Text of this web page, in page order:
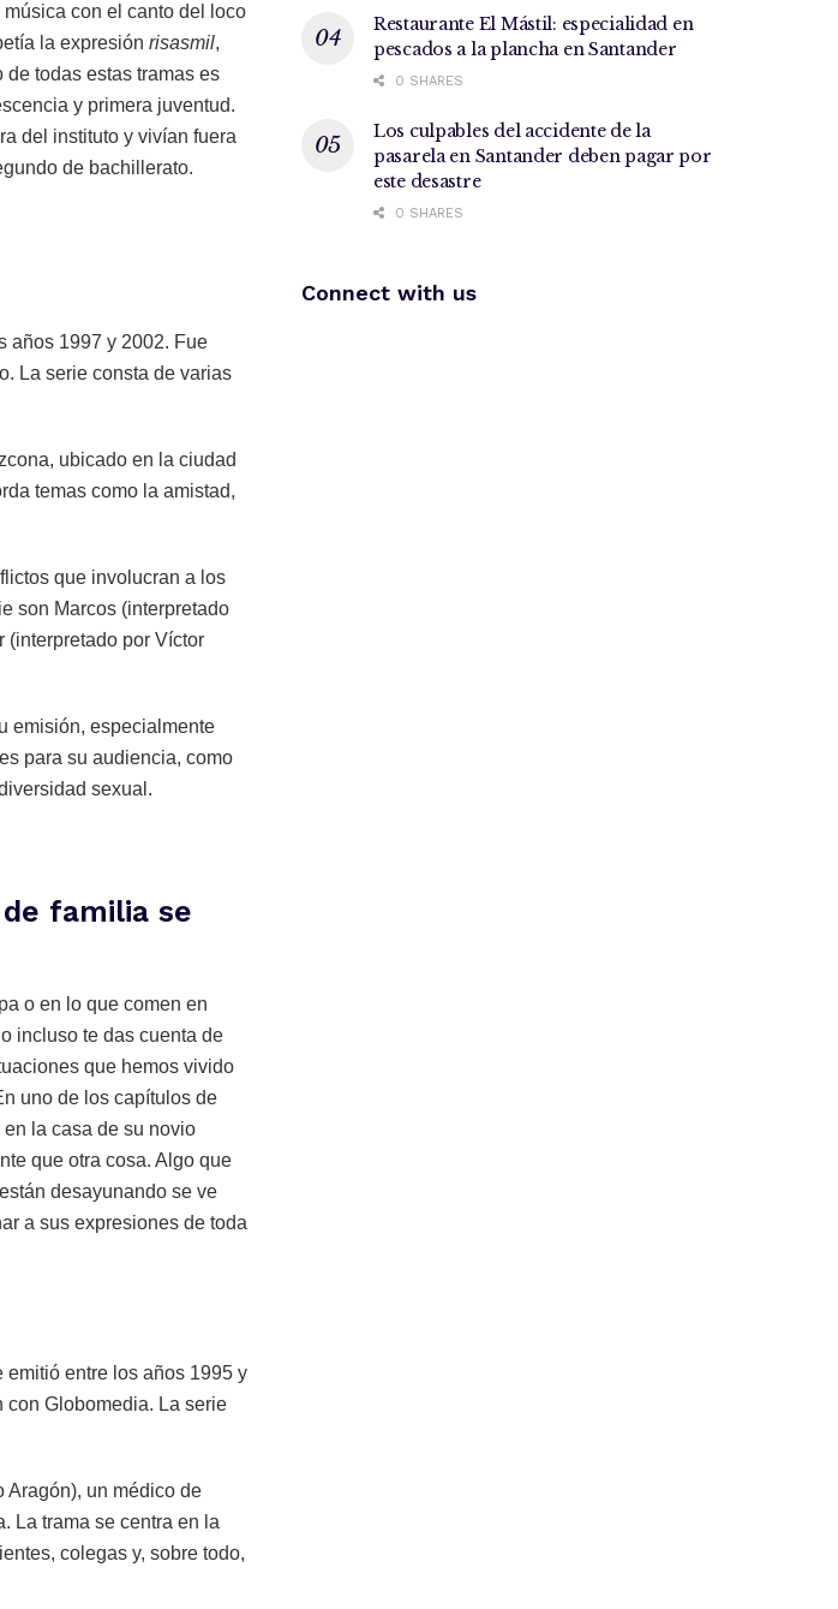
con el canto del loco
la expresión risasmil,
todas estas tramas es
y primera juventud.
del instituto y vivían fuera
de bachillerato.
años 1997 y 2002. Fue
La serie consta de varias
ubicado en la ciudad
temas como la amistad,
que involucran a los
son Marcos (interpretado
(interpretado por Víctor
emisión, especialmente
para su audiencia, como
sexual.
familia se
o en lo que comen en
incluso te das cuenta de
que hemos vivido
uno de los capítulos de
la casa de su novio
que otra cosa. Algo que
desayunando se ve
a sus expresiones de toda
entre los años 1995 y
con Globomedia. La serie
Aragón), un médico de
La trama se centra en la
colegas y, sobre todo,
Restaurante El Mástil: especialidad en
pescados a la plancha en Santander
0 SHARES
Los culpables del accidente de la
pasarela en Santander deben pagar por
este desastre
0 SHARES
Connect with us